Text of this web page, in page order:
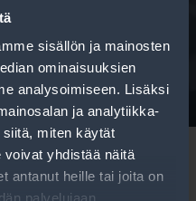
sisällön ja mainosten
ominaisuuksien
analysoimiseen. Lisäksi
ja analytiikka-
miten käytät
yhdistää näitä
antanut heille tai joita on
palvelujaan.
renkaista ja